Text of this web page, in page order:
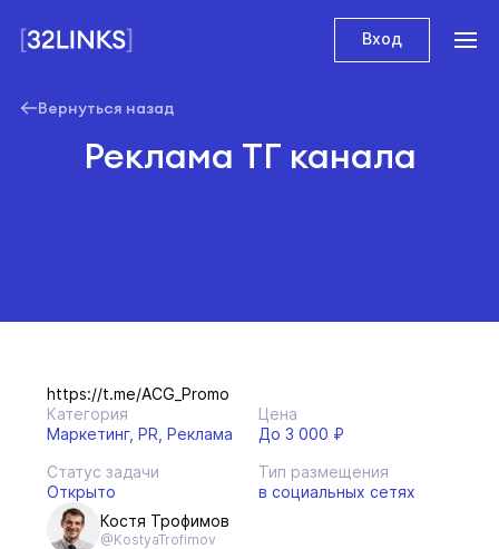
Вход
Вернуться назад
Реклама ТГ канала
https://t.me/ACG_Promo
Категория
Маркетинг, PR, Реклама
Цена
До 3 000 ₽
Статус задачи
Открыто
Тип размещения
в социальных сетях
Костя Трофимов
@KostyaTrofimov